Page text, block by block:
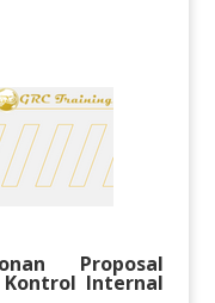
Proposal
Internal